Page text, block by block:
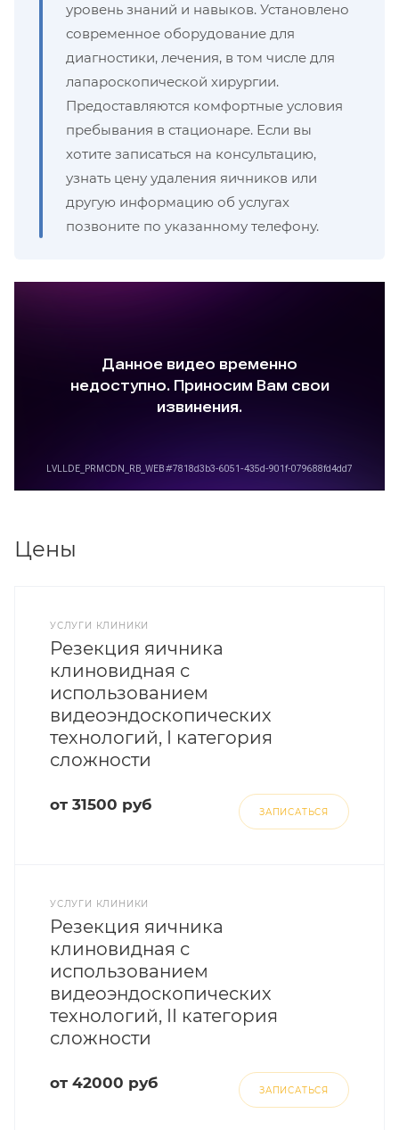
уровень знаний и навыков. Установлено
современное оборудование для
диагностики, лечения, в том числе для
лапароскопической хирургии.
Предоставляются комфортные условия
пребывания в стационаре. Если вы
хотите записаться на консультацию,
узнать цену удаления яичников или
другую информацию об услугах
позвоните по указанному телефону.
Цены
УСЛУГИ КЛИНИКИ
Резекция яичника
клиновидная с
использованием
видеоэндоскопических
технологий, I категория
сложности
от 31500 руб ЗАПИСАТЬСЯ
УСЛУГИ КЛИНИКИ
Резекция яичника
клиновидная с
использованием
видеоэндоскопических
технологий, II категория
сложности
от 42000 руб ЗАПИСАТЬСЯ